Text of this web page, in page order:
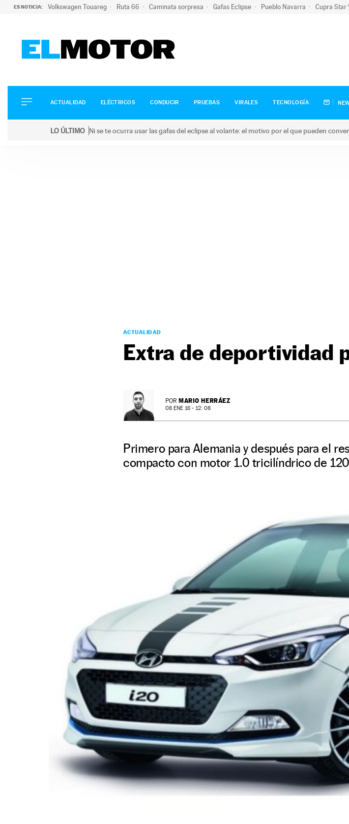
ES NOTICIA: Volkswagen Touareg Ruta 66 Caminata sorpresa Gafas Eclipse Pueblo Navarra Cupra Star
ELÉCTRICOS
CONDUCIR
ACTUALIDAD ELÉCTRICOS CONDUCIR PRUEBAS VIRALES TECNOLOGÍA
LO ÚLTIMO Ni se te ocurra usar las gafas del eclipse al volante: el motivo por el que pueden
ACTUALIDAD
Extra de deportividad
POR MARIO HERRÁEZ
08 ENE 16 - 12: 08
Primero para Alemania y después para el
compacto con motor 1.0 tricilíndrico de 120